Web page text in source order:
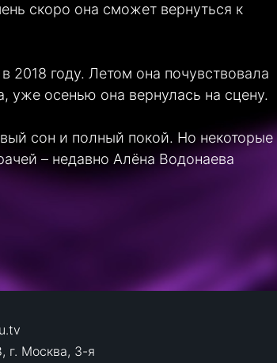
скоро она сможет вернуться к
году. Летом она почувствовала
уже осенью она вернулась на сцену.
сон и полный покой. Но некоторые
– недавно Алёна Водонаева
г. Москва, 3-я